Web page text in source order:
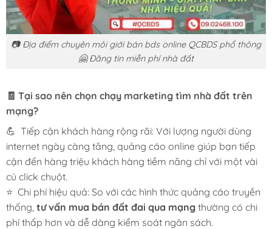
📷 Địa điểm chuyên môi giới bán bds online QCBDS phổ thông
🤗 Đăng tin miễn phí nhà đất
🧾 Tại sao nên chọn chạy marketing tìm nhà đất trên
mạng?
💪 Tiếp cận khách hàng rộng rãi: Với lượng người dùng
internet ngày càng tăng, quảng cáo online giúp bạn tiếp
cận đến hàng triệu khách hàng tiềm năng chỉ với một vài
cú click chuột.
⭐ Chi phí hiệu quả: So với các hình thức quảng cáo truyền
thống, tư vấn mua bán đất đai qua mạng thường có chi
phí thấp hơn và dễ dàng kiểm soát ngân sách.